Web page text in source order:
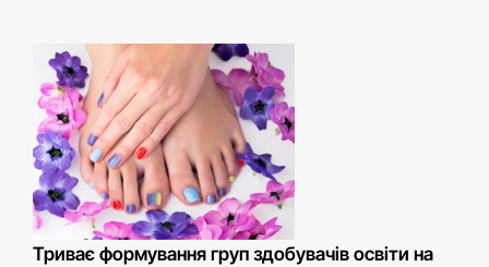
Триває формування груп здобувачів освіти на